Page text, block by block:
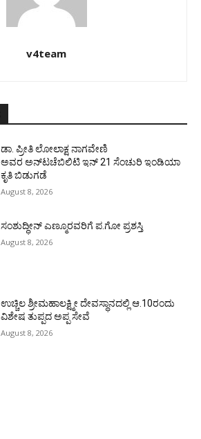
v4team
ಡಾ. ಪ್ರೀತಿ ಲೋಲಾಕ್ಷ ನಾಗವೇಣಿ
ಅವರ ಅನ್‌ಟಚೆಬಿಲಿಟಿ ಇನ್ 21 ಸೆಂಚುರಿ ಇಂಡಿಯಾ
ಕೃತಿ ಬಿಡುಗಡೆ
August 8, 2026
ಸಂಶುದ್ಧೀನ್ ಎಣ್ಮೂರವರಿಗೆ ಪ.ಗೋ ಪ್ರಶಸ್ತಿ
August 8, 2026
ಉಚ್ಚಿಲ ಶ್ರೀಮಹಾಲಕ್ಷ್ಮೀ ದೇವಸ್ಥಾನದಲ್ಲಿ ಆ.10ರಂದು
ವಿಶೇಷ ತುಪ್ಪದ ಅಪ್ಪ ಸೇವೆ
August 8, 2026